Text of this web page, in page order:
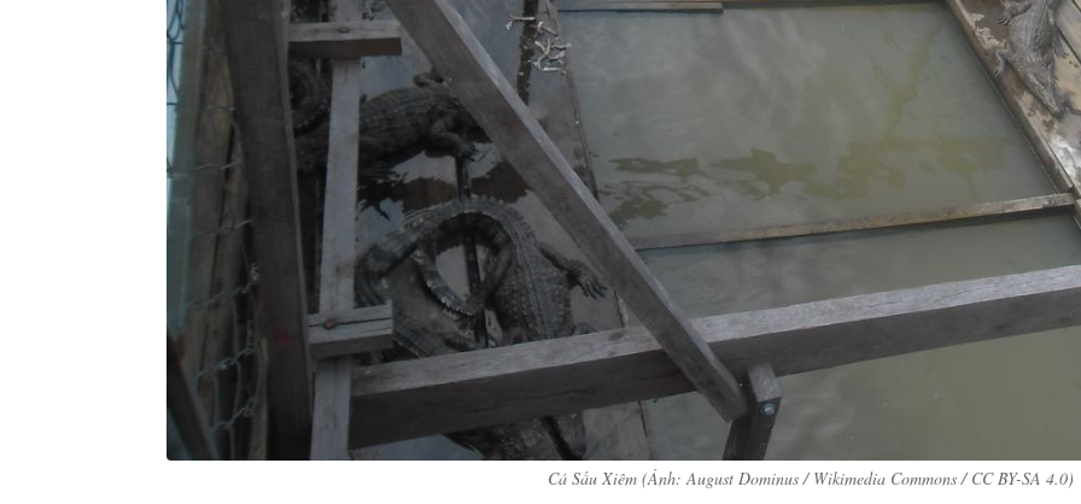
Cá Sấu Xiêm (Ảnh: August Dominus / Wikimedia Commons / CC BY-SA 4.0)